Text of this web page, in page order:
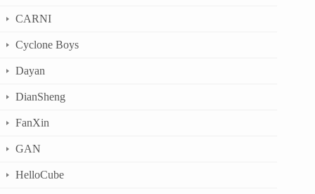
CARNI
Cyclone Boys
Dayan
DianSheng
FanXin
GAN
HelloCube